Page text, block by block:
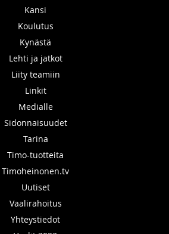
Kansi
Koulutus
Kynästä
Lehti ja jatkot
Liity teamiin
Linkit
Medialle
Sidonnaisuudet
Tarina
Timo-tuotteita
Timoheinonen.tv
Uutiset
Vaalirahoitus
Yhteystiedot